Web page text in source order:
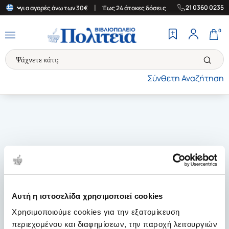
Αυτή η ιστοσελίδα χρησιμοποιεί cookies
Χρησιμοποιούμε cookies για την εξατομίκευση
περιεχομένου και διαφημίσεων, την παροχή λειτουργιών
για αγορές άνω των 30€ Έως 24 άτοκες δόσεις | Δωρεάν
21 0360 0235
Σύνθετη Αναζήτηση
0